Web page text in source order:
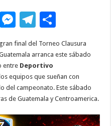
Li
M
es
se
n
g
er
T
el
e
gr
a
m
o
m
ar
ti
r
final del Torneo Clausura
arranca este sábado
entre Deportivo
equipos que sueñan con
del campeonato. Este sábado
de Guatemala y Centroamerica.